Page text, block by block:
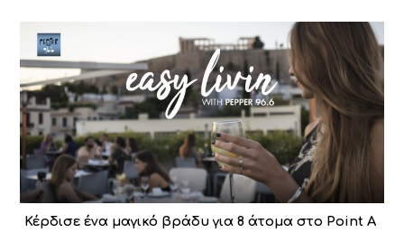
Κέρδισε ένα μαγικό βράδυ για 8 άτομα στο Point A